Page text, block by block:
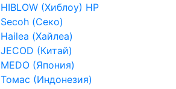
(Хиблоу) HP
(Секо)
(Хайлеа)
(Китай)
(Япония)
(Индонезия)